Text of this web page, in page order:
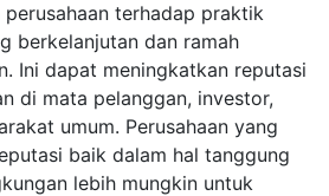
perusahaan terhadap praktik
berkelanjutan dan ramah
Ini dapat meningkatkan reputasi
di mata pelanggan, investor,
umum. Perusahaan yang
baik dalam hal tanggung
lebih mungkin untuk